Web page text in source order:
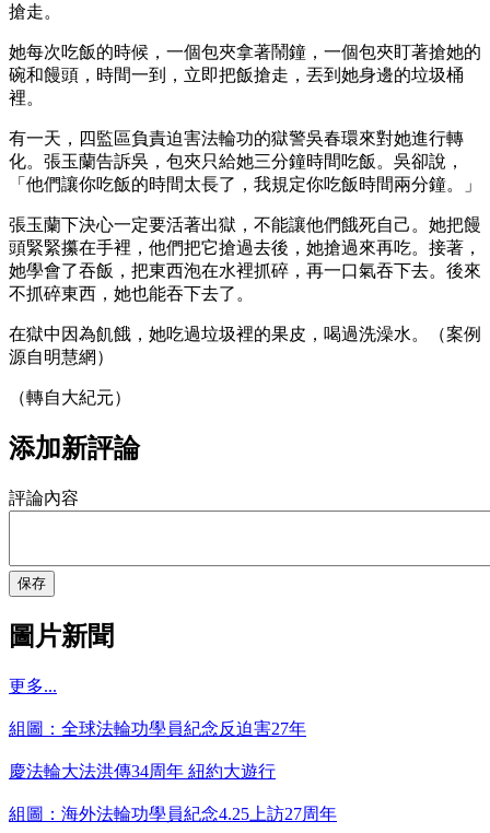
搶走。
她每次吃飯的時候，一個包夾拿著鬧鐘，一個包夾盯著搶她的
碗和饅頭，時間一到，立即把飯搶走，丟到她身邊的垃圾桶
裡。
有一天，四監區負責迫害法輪功的獄警吳春環來對她進行轉
化。張玉蘭告訴吳，包夾只給她三分鐘時間吃飯。吳卻說，
「他們讓你吃飯的時間太長了，我規定你吃飯時間兩分鐘。」
張玉蘭下決心一定要活著出獄，不能讓他們餓死自己。她把饅
頭緊緊攥在手裡，他們把它搶過去後，她搶過來再吃。接著，
她學會了吞飯，把東西泡在水裡抓碎，再一口氣吞下去。後來
不抓碎東西，她也能吞下去了。
在獄中因為飢餓，她吃過垃圾裡的果皮，喝過洗澡水。（案例
源自明慧網）
（轉自大紀元）
添加新評論
評論內容
保存
圖片新聞
更多...
組圖：全球法輪功學員紀念反迫害27年
慶法輪大法洪傳34周年 紐約大遊行
組圖：海外法輪功學員紀念4.25上訪27周年